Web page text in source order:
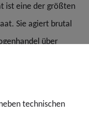
ist eine der größten
Sie agiert brutal
über
Netzwerken
technischen